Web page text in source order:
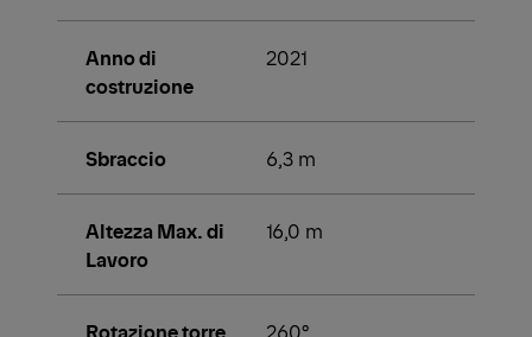
Anno di
costruzione
2021
Sbraccio 6,3 m
Altezza Max. di
Lavoro
16,0 m
Rotazione torre 260°